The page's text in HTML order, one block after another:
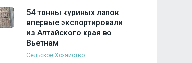
54 тонны куриных лапок
впервые экспортировали
из Алтайского края во
Вьетнам
Сельское Хозяйство